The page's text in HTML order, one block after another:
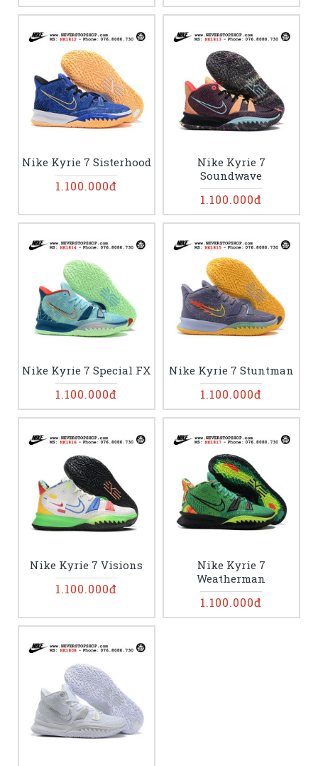
Nike Kyrie 7 Sisterhood
1.100.000đ
Nike Kyrie 7
Soundwave
1.100.000đ
Nike Kyrie 7 Special FX
1.100.000đ
Nike Kyrie 7 Stuntman
1.100.000đ
Nike Kyrie 7 Visions
1.100.000đ
Nike Kyrie 7
Weatherman
1.100.000đ